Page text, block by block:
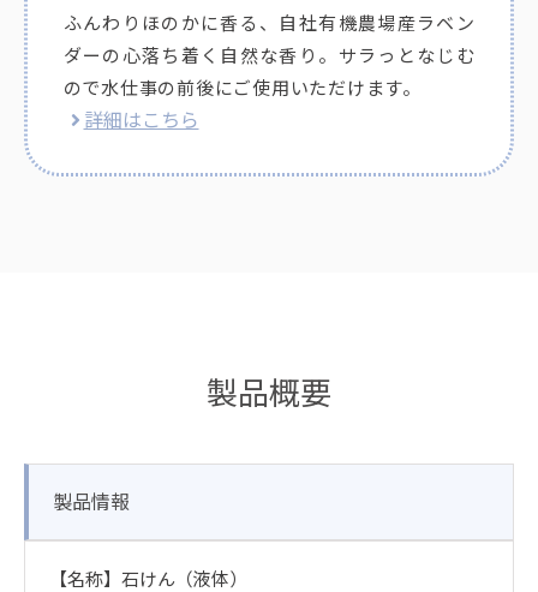
ふんわりほのかに香る、自社有機農場産ラベン
ダーの心落ち着く自然な香り。サラっとなじむ
ので水仕事の前後にご使用いただけます。
詳細はこちら
製品概要
製品情報
【名称】石けん（液体）